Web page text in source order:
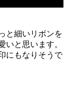
と細いリボンを
いと思います。
にもなりそうで